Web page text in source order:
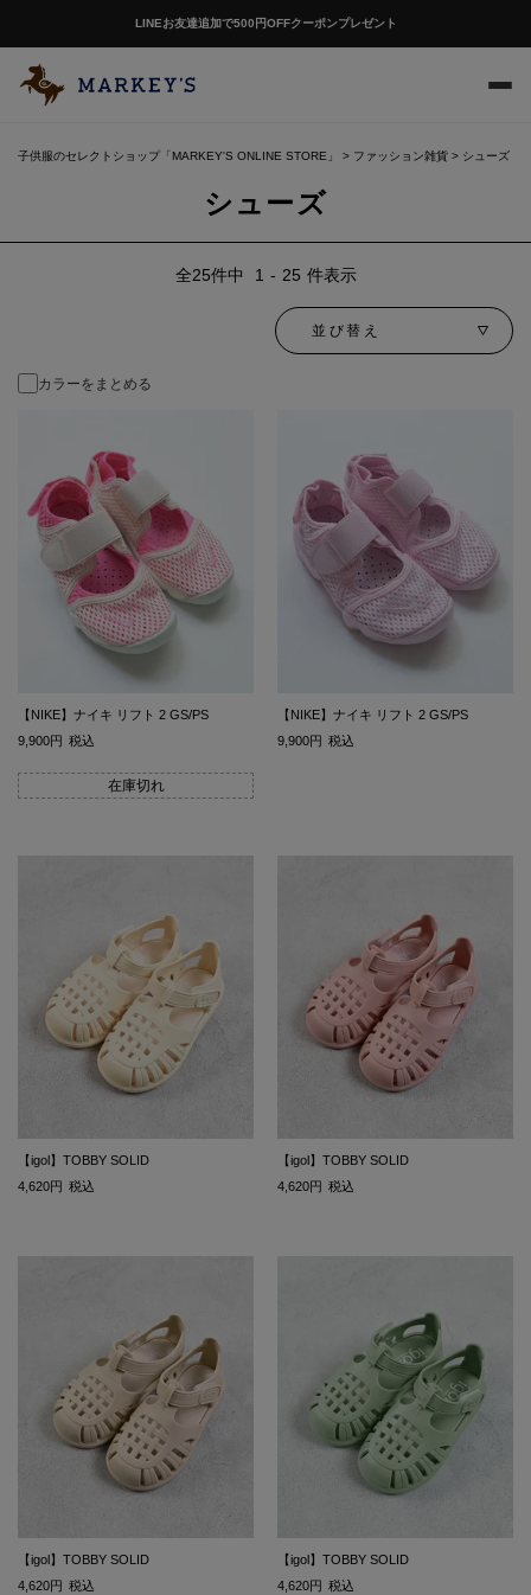
LINEお友達追加で500円OFFクーポンプレゼント
子供服のセレクトショップ「MARKEY'S ONLINE STORE」 ファッション雑貨 シューズ
シューズ
並び替え
25件中 1 - 25 件表示
カラーをまとめる
【NIKE】ナイキ リフト 2 GS/PS
9,900
税込
在庫切れ
【NIKE】ナイキ リフト 2 GS/PS
9,900
税込
【igol】TOBBY SOLID
4,620
税込
【igol】TOBBY SOLID
4,620
税込
【igol】TOBBY SOLID
4,620
税込
【igol】TOBBY SOLID
4,620
税込